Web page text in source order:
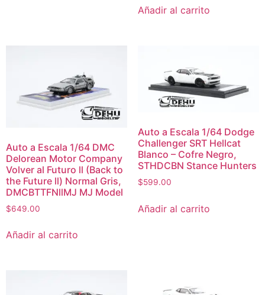
Añadir al carrito
Auto a Escala 1/64 DMC
Delorean Motor Company
Volver al Futuro ll (Back to
the Future ll) Normal Gris,
DMCBTTFNllMJ MJ Model
$649.00
Añadir al carrito
Auto a Escala 1/64 Dodge
Challenger SRT Hellcat
Blanco – Cofre Negro,
STHDCBN Stance Hunters
$599.00
Añadir al carrito